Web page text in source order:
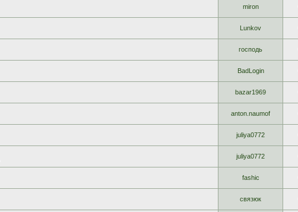
miron
Lunkov
господь
BadLogin
bazar1969
anton.naumof
juliya0772
juliya0772
fashic
связюк